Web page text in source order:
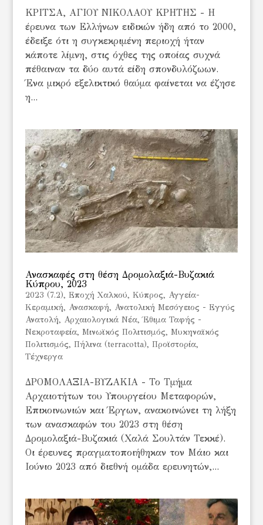
ΚΡΙΤΣΑ, ΑΓΙΟΥ ΝΙΚΟΛΑΟΥ ΚΡΗΤΗΣ - Η
έρευνα των Ελλήνων ειδικών ήδη από το 2000,
έδειξε ότι η συγκεκριμένη περιοχή ήταν
κάποτε λίμνη, στις όχθες της οποίας συχνά
πέθαιναν τα δύο αυτά είδη σπονδυλόζωων.
Ένα μικρό εξελικτικό θαύμα φαίνεται να έζησε
η...
Ανασκαφές στη θέση Δρομολαξιά-Βυζακιά
Κύπρου, 2023
2023 (7.2), Eποχή Χαλκού, Kύπρος, Αγγεία-
Κεραμική, Ανασκαφή, Ανατολική Μεσόγειος - Εγγύς
Ανατολή, Αρχαιολογικά Νέα,Έθιμα Ταφής -
Νεκροταφεία, Μινωϊκός Πολιτισμός, Μυκηναϊκός
Πολιτισμός, Πήλινα (terracotta), Προϊστορία,
Τέχνεργα
ΔΡΟΜΟΛΑΞΙΑ-ΒΥΖΑΚΙΑ - Το Τμήμα
Αρχαιοτήτων του Υπουργείου Μεταφορών,
Επικοινωνιών και Έργων, ανακοινώνει τη λήξη
των ανασκαφών του 2023 στη θέση
Δρομολαξιά-Βυζακιά (Χαλά Σουλτάν Τεκκέ).
Οι έρευνες πραγματοποιήθηκαν τον Μάιο και
Ιούνιο 2023 από διεθνή ομάδα ερευνητών,...